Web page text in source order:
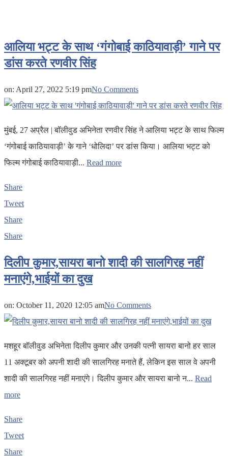
आलिया भट्ट के साथ ‘गंगोबाई काठियावाड़ी’ गाने पर
डांस करते रणवीर सिंह
on: April 27, 2022 5:19 pmNo Comments
मुंबई, 27 अप्रैल | बॉलीवुड अभिनेता रणवीर सिंह ने आलिया भट्ट के साथ फिल्म
‘गंगोबाई काठियावाड़ी’ के गाने ‘धोलिदा’ पर डांस किया। आलिया भट्ट को
फिल्म गंगोबाई काठियावाड़ी... Read more
Share
Tweet
Share
Share
दिलीप कुमार,सायरा बानो शादी की सालगिरह नहीं
मनाएंगे,भाईयों का दुख
on: October 11, 2020 12:05 amNo Comments
मशहूर बॉलीवुड अभिनेता दिलीप कुमार और उनकी पत्नी सायरा बानो हर साल
11 अक्टूबर को अपनी शादी की सालगिरह मनाते हैं, लेकिन इस साल वे अपनी
शादी की सालगिरह नहीं मनाएंगे। दिलीप कुमार और सायरा बानो न... Read
more
Share
Tweet
Share